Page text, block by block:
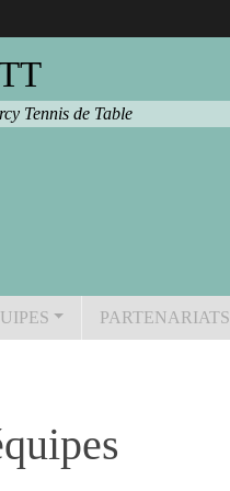
Tennis de Table
PARTENARIATS